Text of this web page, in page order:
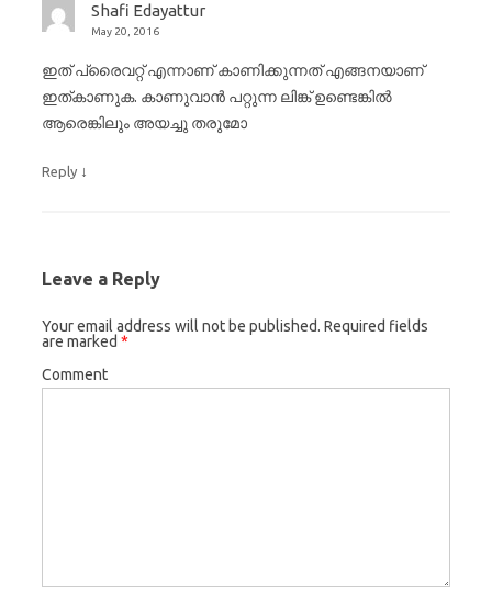
Shafi Edayattur
May 20, 2016
ഇത് പ്രൈവറ്റ് എന്നാണ് കാണിക്കുന്നത് എങ്ങനയാണ്
ഇത്കാണുക. കാണുവാന്‍ പറ്റുന്ന ലിങ്ക് ഉണ്ടെങ്കില്‍
ആരെങ്കിലും അയച്ചു തരുമോ
Reply ↓
Leave a Reply
Your email address will not be published. Required fields
are marked *
Comment